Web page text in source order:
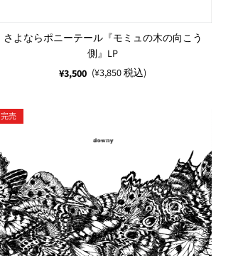
さよならポニーテール『モミュの木の向こう
側』LP
¥3,500 (¥3,850 税込)
完売